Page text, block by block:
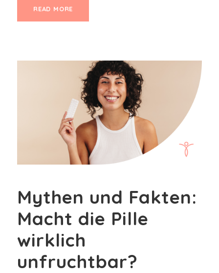
READ MORE
Mythen und Fakten:
Macht die Pille
wirklich
unfruchtbar?